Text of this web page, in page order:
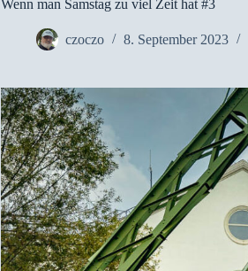
Wenn man Samstag zu viel Zeit hat #3
czoczo 8. September 2023